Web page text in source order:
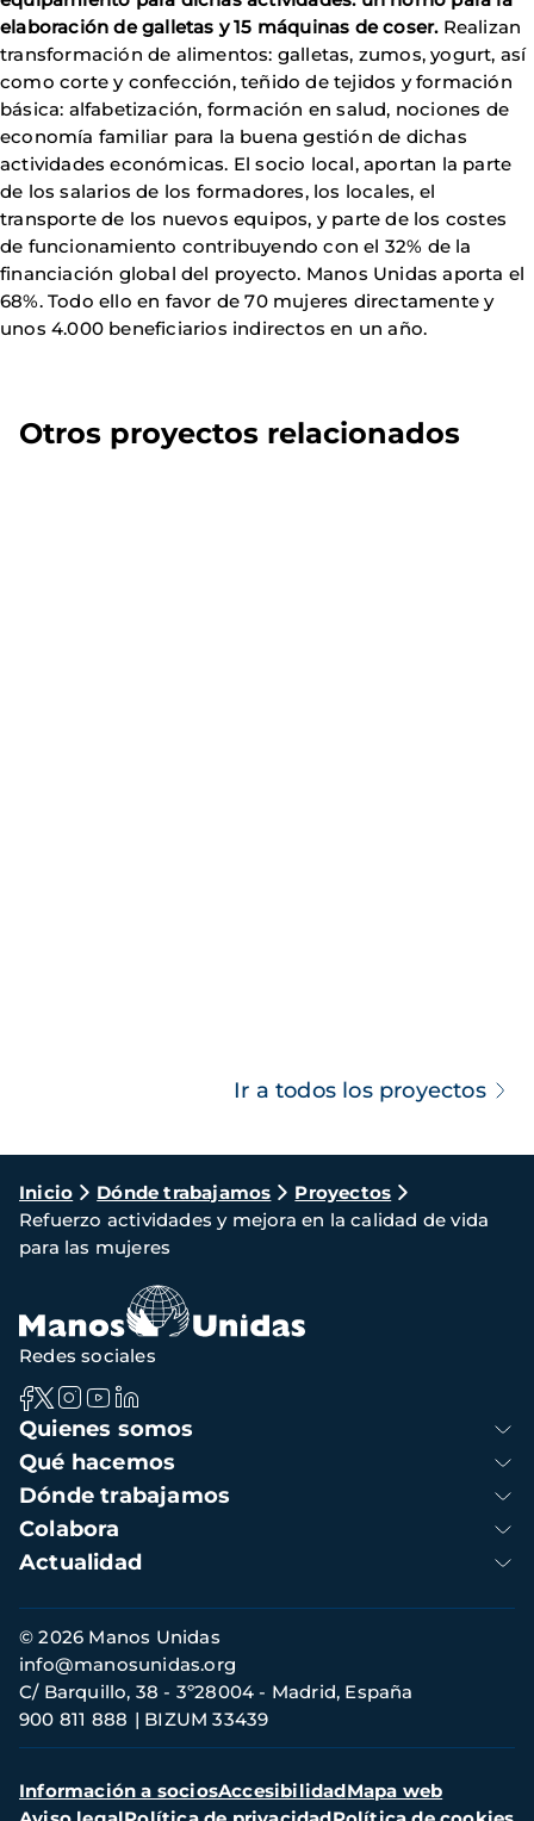
elaboración de galletas y 15 máquinas de coser.Realizan
transformación de alimentos: galletas, zumos, yogurt, así
como corte y confección, teñido de tejidos y formación
básica: alfabetización, formación en salud, nociones de
economía familiar para la buena gestión de dichas
actividades económicas. El socio local, aportan la parte
de los salarios de los formadores, los locales, el
transporte de los nuevos equipos, y parte de los costes
de funcionamiento contribuyendo con el 32% de la
financiación global del proyecto. Manos Unidas aporta el
68%. Todo ello en favor de 70 mujeres directamente y
unos 4.000 beneficiarios indirectos en un año.
Otros proyectos relacionados
Ir a todos los proyectos
Ruta
de
navegación
Inicio Dónde trabajamos
Proyectos
Refuerzo actividades y mejora en la calidad de vida
para las mujeres
Navegación
principal
Quienes somos
Qué hacemos
Dónde trabajamos
Colabora
Actualidad
Redes sociales
Información
de
contacto
© 2026 Manos Unidas
C/ Barquillo, 38 - 3º28004 - Madrid, España
900 811 888
BIZUM 33439
info@manosunidas.org
Menú
secundario
Información a sociosAccesibilidadMapa web